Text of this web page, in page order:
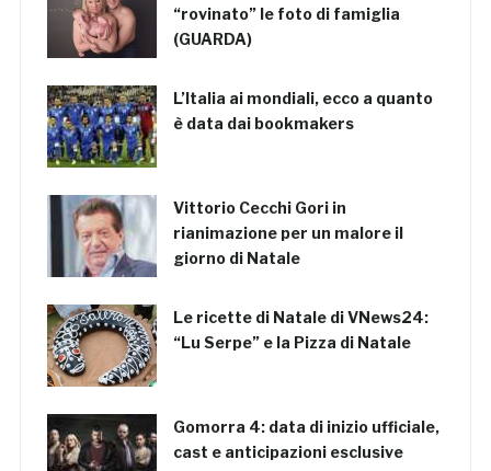
“rovinato” le foto di famiglia
(GUARDA)
L’Italia ai mondiali, ecco a quanto
è data dai bookmakers
Vittorio Cecchi Gori in
rianimazione per un malore il
giorno di Natale
Le ricette di Natale di VNews24:
“Lu Serpe” e la Pizza di Natale
Gomorra 4: data di inizio ufficiale,
cast e anticipazioni esclusive